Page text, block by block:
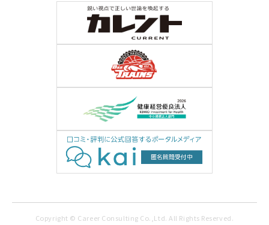
Copyright © Career Consulting Co.,Ltd. All Rights Reserved.